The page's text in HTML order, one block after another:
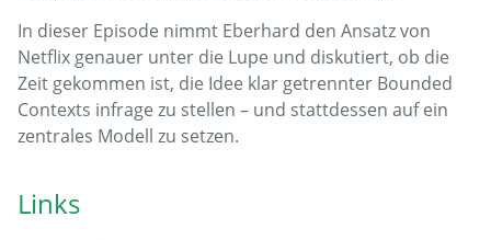
In dieser Episode nimmt Eberhard den Ansatz von
Netflix genauer unter die Lupe und diskutiert, ob die
Zeit gekommen ist, die Idee klar getrennter Bounded
Contexts infrage zu stellen – und stattdessen auf ein
zentrales Modell zu setzen.
Links